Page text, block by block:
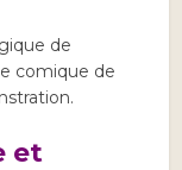
de
comique de
et